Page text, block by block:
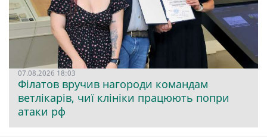
07.08.2026 18:03
Філатов вручив нагороди командам
ветлікарів, чиї клініки працюють попри
атаки рф